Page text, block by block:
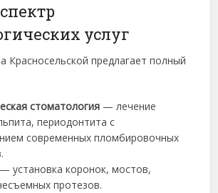
услуг
Красносельской предлагает полный
стоматология — лечение
периодонтита с
современных пломбировочных
— установка коронок, мостов,
протезов.